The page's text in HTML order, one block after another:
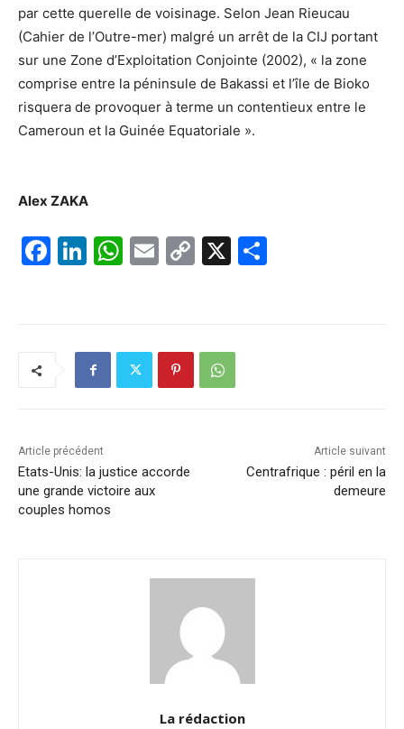
par cette querelle de voisinage. Selon Jean Rieucau
(Cahier de l’Outre-mer) malgré un arrêt de la CIJ portant
sur une Zone d’Exploitation Conjointe (2002), « la zone
comprise entre la péninsule de Bakassi et l’île de Bioko
risquera de provoquer à terme un contentieux entre le
Cameroun et la Guinée Equatoriale ».
Alex ZAKA
F
k
Li
dI
n
W
A
p
E
C
Li
n
X
Article précédent
Etats-Unis: la justice accorde
une grande victoire aux
couples homos
Article suivant
Centrafrique : péril en la
demeure
La rédaction